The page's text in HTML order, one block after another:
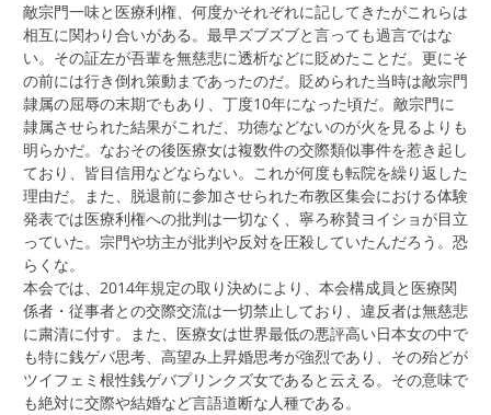
敵宗門一味と医療利権、何度かそれぞれに記してきたがこれらは
相互に関わり合いがある。最早ズブズブと言っても過言ではな
い。その証左が吾輩を無慈悲に透析などに貶めたことだ。更にそ
の前には行き倒れ策動まであったのだ。貶められた当時は敵宗門
隷属の屈辱の末期でもあり、丁度10年になった頃だ。敵宗門に
隷属させられた結果がこれだ、功徳などないのが火を見るよりも
明らかだ。なおその後医療女は複数件の交際類似事件を惹き起し
ており、皆目信用などならない。これが何度も転院を繰り返した
理由だ。また、脱退前に参加させられた布教区集会における体験
発表では医療利権への批判は一切なく、寧ろ称賛ヨイショが目立
っていた。宗門や坊主が批判や反対を圧殺していたんだろう。恐
らくな。
本会では、2014年規定の取り決めにより、本会構成員と医療関
係者・従事者との交際交流は一切禁止しており、違反者は無慈悲
に粛清に付す。また、医療女は世界最低の悪評高い日本女の中で
も特に銭ゲバ思考、高望み上昇婚思考が強烈であり、その殆どが
ツイフェミ根性銭ゲバプリンクズ女であると云える。その意味で
も絶対に交際や結婚など言語道断な人種である。